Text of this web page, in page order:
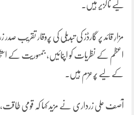
لیے ناگزیر ہیں۔
مزارِ قائد پر گارڈز کی تبدیلی کی پُروقار تقریب
اعظم کے نظریات کو اپنائیں، جمہوریت کے
کے لیے پُرعزم ہیں۔
آصف علی زرداری نے مزید کہا کہ قومی طاقت،